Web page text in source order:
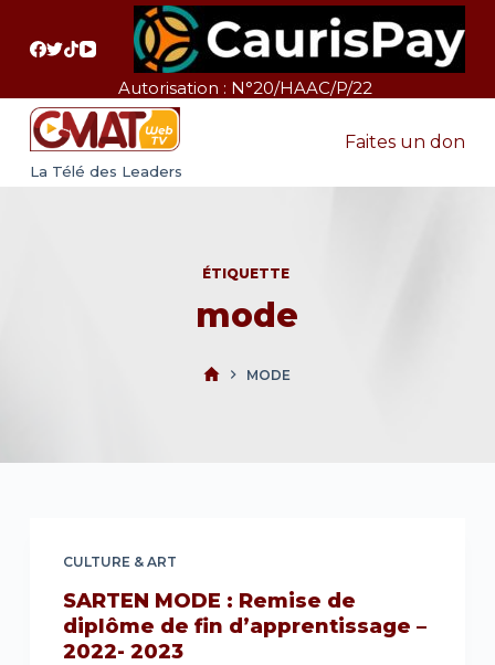
a
Autorisation : N°20/HAAC/P/22
La Télé des Leaders
Faites un don
ÉTIQUETTE
mode
MODE
CULTURE & ART
SARTEN MODE : Remise de
diplôme de fin d’apprentissage –
2022- 2023